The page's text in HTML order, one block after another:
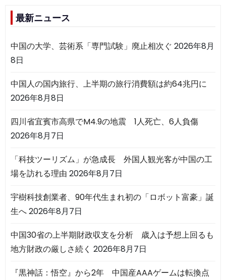
最新ニュース
中国の大学、芸術系「専門試験」廃止相次ぐ 2026年8月
8日
中国人の国内旅行、上半期の旅行消費額は約64兆円に
2026年8月8日
四川省宜賓市高県でM4.9の地震 1人死亡、6人負傷
2026年8月7日
「科技ツーリズム」が急成長 外国人観光客が中国の工
場を訪れる理由 2026年8月7日
宇樹科技創業者、90年代生まれ初の「ロボット富豪」誕
生へ2026年8月7日
中国30省の上半期財政収支を分析 歳入は予想上回るも
地方財政の厳しさ続く 2026年8月7日
『黒神話：悟空』から2年 中国産AAAゲームは転換点